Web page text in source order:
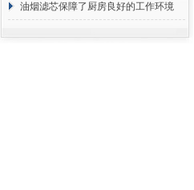
断
油烟滤芯保障了厨房良好的工作环境